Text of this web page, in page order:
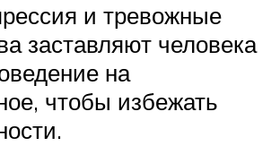
и тревожные
заставляют человека
на
чтобы избежать